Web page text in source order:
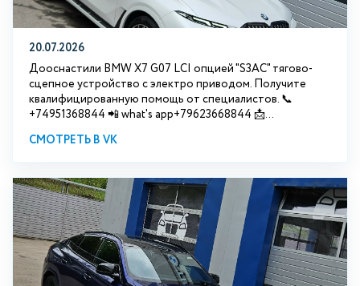
20.07.2026
Дооснастили BMW Х7 G07 LCI опцией "S3АС" тягово-
сцепное устройство с электро приводом. Получите
квалифицированную помощь от специалистов. 📞
+74951368844 📲 what's app+79623668844 📩...
СМОТРЕТЬ В VK